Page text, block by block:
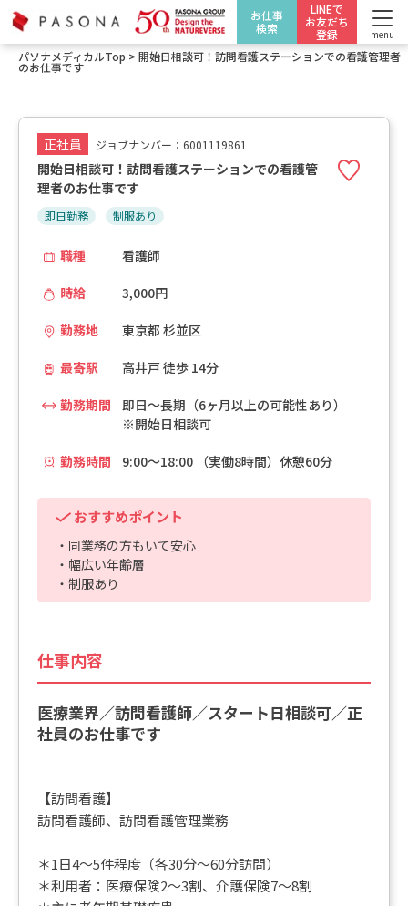
お仕事
検索
LINEで
お友だち
登録
menu
パソナメディカルTop > 開始日相談可！訪問看護ステーションでの看護管理者
のお仕事です
正社員 ジョブナンバー：6001119861
開始日相談可！訪問看護ステーションでの看護管
理者のお仕事です
即日勤務 制服あり
職種 看護師
時給 3,000円
勤務地 東京都 杉並区
最寄駅 高井戸 徒歩 14分
勤務期間
即日～長期（6ヶ月以上の可能性あり）
※開始日相談可
勤務時間 9:00～18:00 （実働8時間）休憩60分
おすすめポイント
・同業務の方もいて安心
・幅広い年齢層
・制服あり
仕事内容
医療業界／訪問看護師／スタート日相談可／正
社員のお仕事です
【訪問看護】
訪問看護師、訪問看護管理業務
＊1日4～5件程度（各30分～60分訪問）
＊利用者：医療保険2～3割、介護保険7～8割